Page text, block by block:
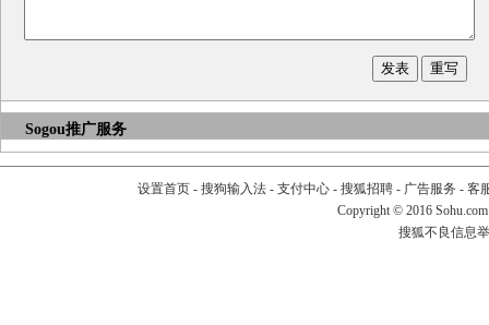
Sogou推广服务
设置首页- 搜狗输入法- 支付中心- 搜狐招聘- 广告服务 - 客
Copyright © 2016
搜狐不良信息